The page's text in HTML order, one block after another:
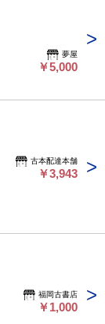
夢屋
￥5,000
古本配達本舗
￥3,943
福岡古書店
￥1,000